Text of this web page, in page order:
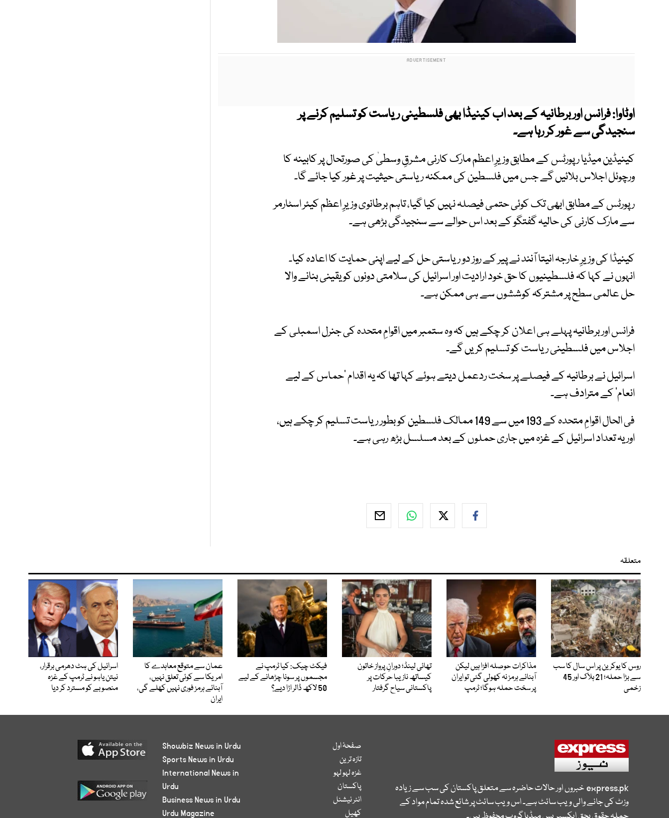
اوٹاوا: فرانس اور برطانیہ کے بعد اب کینیڈا بھی فلسطینی ریاست کو تسلیم کرنے پر
سنجیدگی سے غور کر رہا ہے۔
کینیڈین میڈیا رپورٹس کے مطابق وزیرِ اعظم مارک کارنی مشرقِ وسطیٰ کی صورتحال پر کابینہ کا
ورچوئل اجلاس بلائیں گے جس میں فلسطین کی ممکنہ ریاستی حیثیت پر غور کیا جائے گا۔
رپورٹس کے مطابق ابھی تک کوئی حتمی فیصلہ نہیں کیا گیا، تاہم برطانوی وزیرِ اعظم کیئر اسٹارمر
سے مارک کارنی کی حالیہ گفتگو کے بعد اس حوالے سے سنجیدگی بڑھی ہے۔
کینیڈا کی وزیرِ خارجہ انیتا آنند نے پیر کے روز دو ریاستی حل کے لیے اپنی حمایت کا اعادہ کیا۔
انہوں نے کہا کہ فلسطینیوں کا حق خود ارادیت اور اسرائیل کی سلامتی دونوں کو یقینی بنانے والا
حل عالمی سطح پر مشترکہ کوششوں سے ہی ممکن ہے۔
فرانس اور برطانیہ پہلے ہی اعلان کر چکے ہیں کہ وہ ستمبر میں اقوامِ متحدہ کی جنرل اسمبلی کے
اجلاس میں فلسطینی ریاست کو تسلیم کریں گے۔
اسرائیل نے برطانیہ کے فیصلے پر سخت ردعمل دیتے ہوئے کہا تھا کہ یہ اقدام ’حماس کے لیے
انعام‘ کے مترادف ہے۔
فی الحال اقوامِ متحدہ کے 193 میں سے 149 ممالک فلسطین کو بطور ریاست تسلیم کر چکے ہیں،
اور یہ تعداد اسرائیل کے غزہ میں جاری حملوں کے بعد مسلسل بڑھ رہی ہے۔
متعلقہ
روس کا یوکرین پر اس سال کا سب
سے بڑا حملہ؛ 21 ہلاک اور 45
زخمی
مذاکرات حوصلہ افزا ہیں لیکن
آبنائے ہرمز نہ کھولی گئی تو ایران
پر سخت حملہ ہوگا؛ ٹرمپ
تھائی لینڈ؛ دورانِ پرواز خاتون
کیساتھ نازیبا حرکات پر
پاکستانی سیاح گرفتار
فیکٹ چیک: کیا ٹرمپ نے
مجسموں پر سونا چڑھانے کے لیے
50 لاکھ ڈالر اڑا دیے؟
عمان سے متوقع معاہدے کا
امریکا سے کوئی تعلق نہیں،
آبنائے ہرمز فوری نہیں کھلے گی،
ایران
اسرائیل کی ہٹ دھرمی برقرار،
نیتن یاہو نے ٹرمپ کے غزہ
منصوبے کو مسترد کر دیا
express.pkخبروں اور حالات حاضرہ سے متعلق پاکستان کی سب سے زیادہ
وزٹ کی جانے والی ویب سائٹ ہے۔ اس ویب سائٹ پر شائع شدہ تمام مواد کے
صفحۂ اول
تازہ ترین
غزہ لہو لہو
پاکستان
انٹر نیشنل
کھیل
Showbiz News in Urdu
Sports News in Urdu
International News in
Urdu
Business News in Urdu
Urdu Magazine